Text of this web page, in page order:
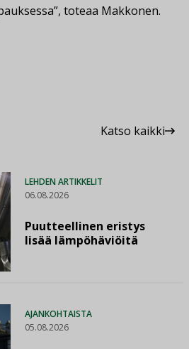
toteaa Makkonen.
Katso kaikki
LEHDEN ARTIKKELIT
06.08.2026
Puutteellinen eristys
lisää lämpöhäviöitä
AJANKOHTAISTA
05.08.2026